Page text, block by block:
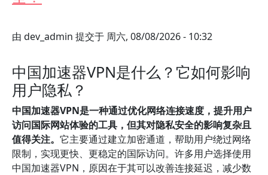
由 dev_admin 提交于 周六, 08/08/2026 - 10:32
中国加速器VPN是什么？它如何影响
用户隐私？
中国加速器VPN是一种通过优化网络连接速度，提升用户
访问国际网站体验的工具，但其对隐私安全的影响复杂且
值得关注。 它主要通过建立加密通道，帮助用户绕过网络
限制，实现更快、更稳定的国际访问。许多用户选择使用
中国加速器VPN，原因在于其可以改善连接延迟，减少数